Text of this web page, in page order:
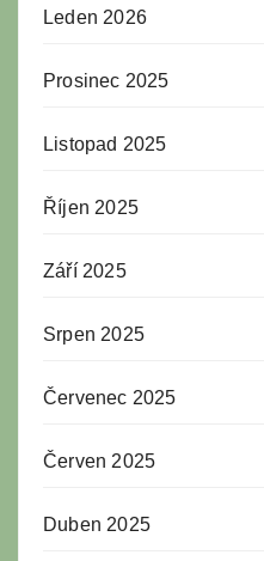
Leden 2026
Prosinec 2025
Listopad 2025
Říjen 2025
Září 2025
Srpen 2025
Červenec 2025
Červen 2025
Duben 2025